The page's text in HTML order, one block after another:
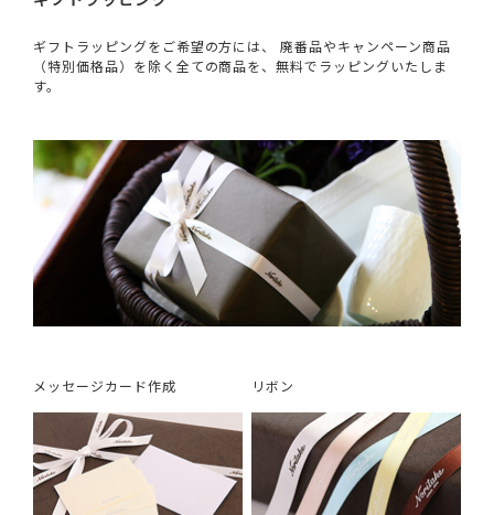
ギフトラッピングをご希望の方には、 廃番品やキャンペーン商品
（特別価格品）を除く全ての商品を、無料でラッピングいたしま
す。
メッセージカード作成 リボン